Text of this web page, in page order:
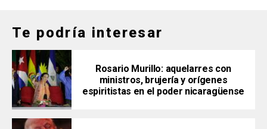
Te podría interesar
Rosario Murillo: aquelarres con
ministros, brujería y orígenes
espiritistas en el poder nicaragüense